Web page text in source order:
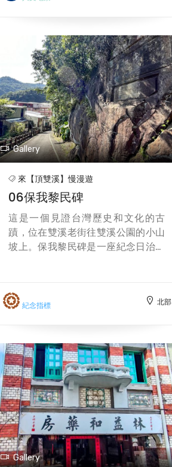
讀空間，可以讓人安靜地享受閱讀的
樂趣。文學巷是一個適合文青和書迷
的打卡景點，歡迎你來探索
Gallery
來【頂雙溪】慢漫遊
06保我黎民碑
這是一個見證台灣歷史和文化的古
蹟，位在雙溪老街往雙溪公園的小山
坡上。保我黎民碑是一座紀念日治時
以表達對橫澤次郎免除租稅三年、墾
殖五十多甲土地等政策的感激和讚
貴和地位。保我黎民碑也是一個反映
日治時期台灣社會和政治變遷的歷史
見證，因為橫澤次郎在建碑的同年就
因貪污被判刑三年，並被調職到澎湖
廳。保我黎民碑是一個值得你細細品
味的文化遺產！
紀念指標 北部
Gallery